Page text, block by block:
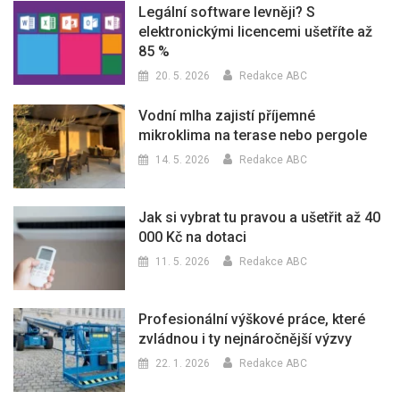
Legální software levněji? S
elektronickými licencemi ušetříte až
85 %
20. 5. 2026 Redakce ABC
Vodní mlha zajistí příjemné
mikroklima na terase nebo pergole
14. 5. 2026 Redakce ABC
Jak si vybrat tu pravou a ušetřit až 40
000 Kč na dotaci
11. 5. 2026 Redakce ABC
Profesionální výškové práce, které
zvládnou i ty nejnáročnější výzvy
22. 1. 2026 Redakce ABC